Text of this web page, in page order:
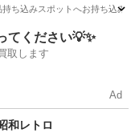
込みスポットへお持ち込みし
てください💡✨
取します
Ad
レトロ